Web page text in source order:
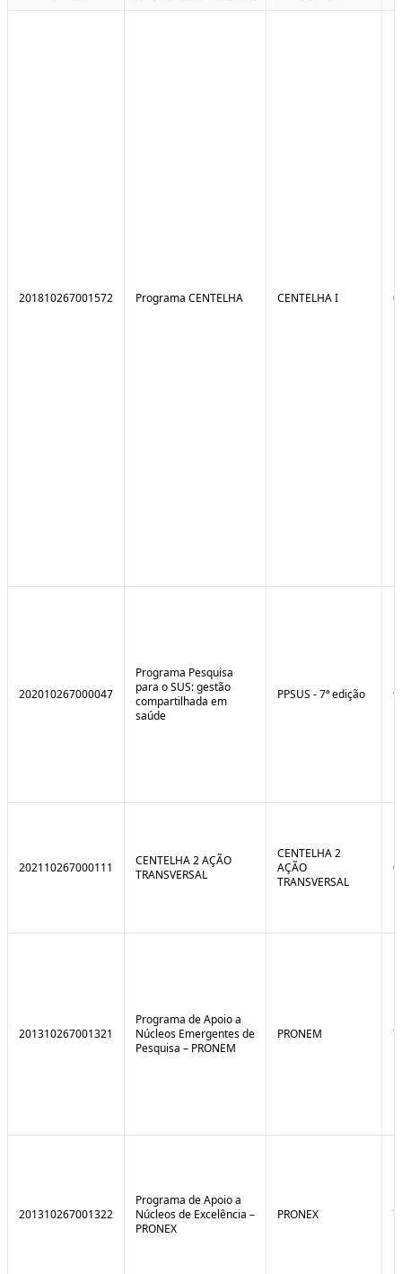
201810267001572 Programa CENTELHA CENTELHA I
202010267000047
Programa Pesquisa
para o SUS: gestão
compartilhada em
saúde
PPSUS - 7ª edição
202110267000111
CENTELHA 2 AÇÃO
TRANSVERSAL
CENTELHA 2
AÇÃO
TRANSVERSAL
201310267001321
Programa de Apoio a
Núcleos Emergentes de
Pesquisa – PRONEM
PRONEM
201310267001322
Programa de Apoio a
Núcleos de Excelência –
PRONEX
PRONEX